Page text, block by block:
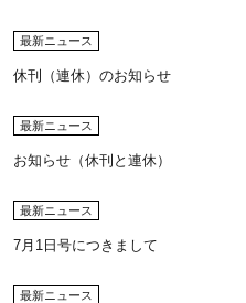
最新ニュース
休刊（連休）のお知らせ
最新ニュース
お知らせ（休刊と連休）
最新ニュース
7月1日号につきまして
最新ニュース